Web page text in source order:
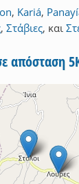
, Kariá,
, Στάβιες, και
απόσταση